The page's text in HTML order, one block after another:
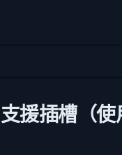
支援插槽（使